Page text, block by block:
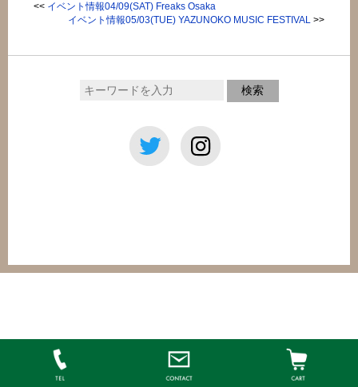
<< イベント情報04/09(SAT) Freaks Osaka
イベント情報05/03(TUE) YAZUNOKO MUSIC FESTIVAL>>